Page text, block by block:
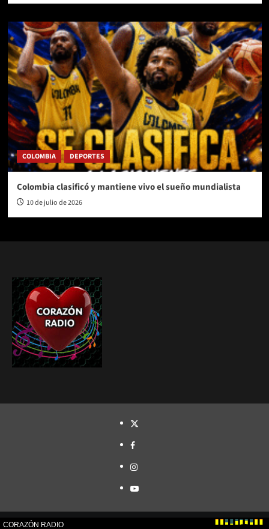
COLOMBIA DEPORTES
Colombia clasificó y mantiene vivo el sueño mundialista
10 de julio de 2026
TWITTER
FACEBOOK
INSTAGRAM
YOUTUBE